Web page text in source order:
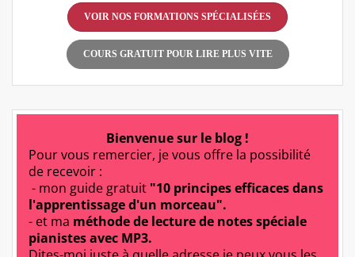
VOIR NOS FORMATIONS SPÉCIALISÉES
COURS GRATUIT POUR LIRE PLUS VITE